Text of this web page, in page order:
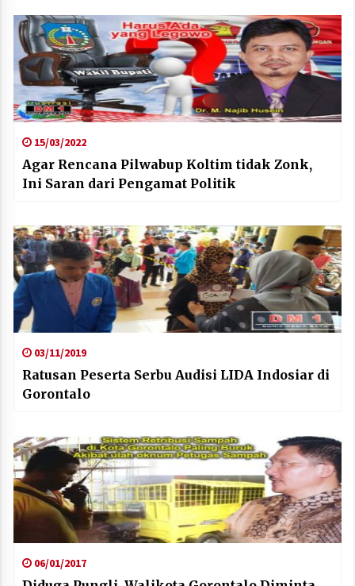
15/03/2022
Agar Rencana Pilwabup Koltim tidak Zonk,
Ini Saran dari Pengamat Politik
03/11/2019
Ratusan Peserta Serbu Audisi LIDA Indosiar di
Gorontalo
06/01/2017